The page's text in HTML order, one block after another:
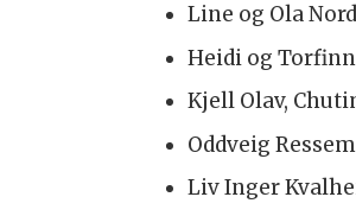
Line og Ola
Heidi og
Kjell Olav,
Oddveig
Liv Inger